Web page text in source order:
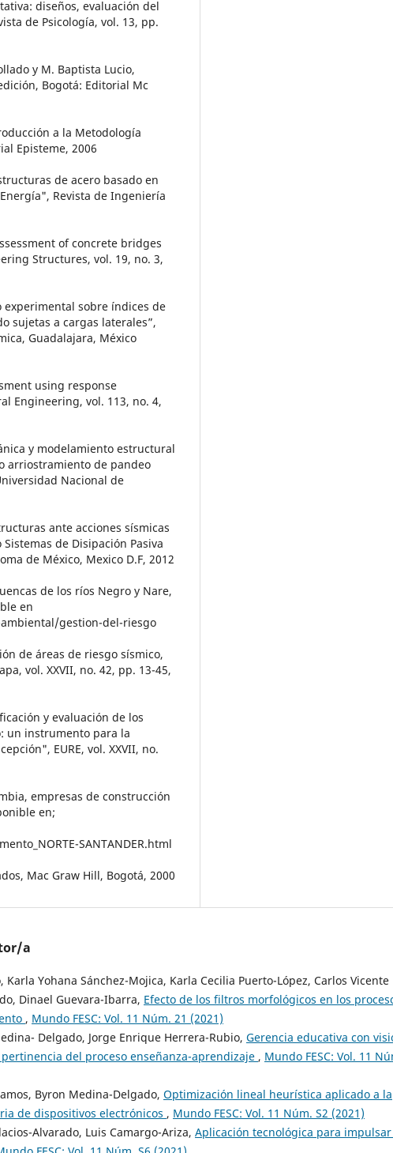
diseños, evaluación del
de Psicología, vol. 13, pp.
y M. Baptista Lucio,
Bogotá: Editorial Mc
a la Metodología
Episteme, 2006
de acero basado en
Revista de Ingeniería
of concrete bridges
Structures, vol. 19, no. 3,
experimental sobre índices de
sujetas a cargas laterales”,
Guadalajara, México
using response
Engineering, vol. 113, no. 4,
y modelamiento estructural
arriostramiento de pandeo
Nacional de
ante acciones sísmicas
de Disipación Pasiva
de México, Mexico D.F, 2012
de los ríos Negro y Nare,
en
gestion-del-riesgo
de áreas de riesgo sísmico,
vol. XXVII, no. 42, pp. 13-45,
y evaluación de los
un instrumento para la
EURE, vol. XXVII, no.
empresas de construcción
en;
SANTANDER.html
Mac Graw Hill, Bogotá, 2000
a
Yohana Sánchez-Mojica, Karla Cecilia Puerto-López, Carlos Vicente
Dinael Guevara-Ibarra, Efecto de los filtros morfológicos en los
, Mundo FESC: Vol. 11 Núm. 21 (2021)
Delgado, Jorge Enrique Herrera-Rubio, Gerencia educativa con
del proceso enseñanza-aprendizaje , Mundo FESC: Vol. 11
Byron Medina-Delgado, Optimización lineal heurística aplicado a la
de dispositivos electrónicos , Mundo FESC: Vol. 11 Núm. S2 (2021)
Alvarado, Luis Camargo-Ariza, Aplicación tecnológica para